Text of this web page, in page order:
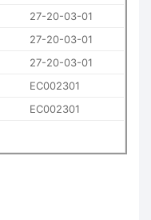
27-20-03-01
27-20-03-01
27-20-03-01
EC002301
EC002301